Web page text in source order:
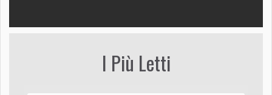
I Più Letti